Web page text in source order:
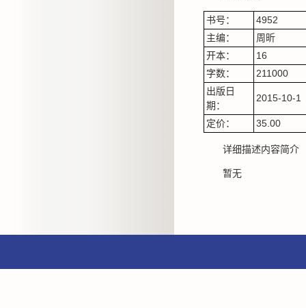
书号：
4952
主编：
周昕
开本：
16
字数：
211000
出版日
期：
2015-10-1
定价： 35.00
详细描述内容简介
暂无